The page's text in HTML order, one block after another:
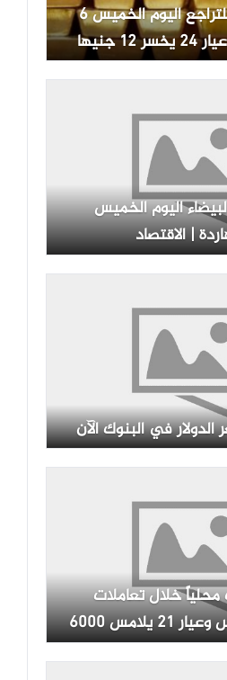
سعر الذهب يعود للتراجع اليوم الخميس 6
اليوم الخميس
| الاقتصاد
محلياً خلال تعاملات
الخميس 6 أغسطس وعيار 21 يلامس 6000